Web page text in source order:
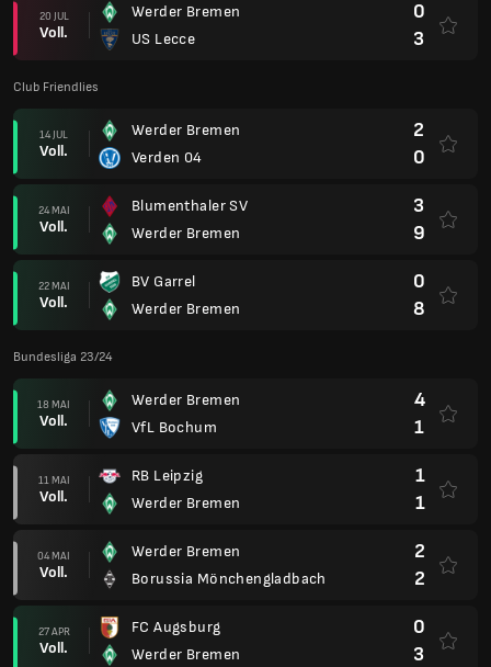
20 JUL
Voll.
Werder Bremen
US Lecce
0
3
Club Friendlies
14 JUL
Voll.
Werder Bremen
Verden 04
2
0
24 MAI
Voll.
Blumenthaler SV
Werder Bremen
3
9
22 MAI
Voll.
BV Garrel
Werder Bremen
0
8
Bundesliga 23/24
18 MAI
Voll.
Werder Bremen
VfL Bochum
4
1
11 MAI
Voll.
RB Leipzig
Werder Bremen
1
1
04 MAI
Voll.
Werder Bremen
Borussia Mönchengladbach
2
2
27 APR
Voll.
FC Augsburg
Werder Bremen
0
3